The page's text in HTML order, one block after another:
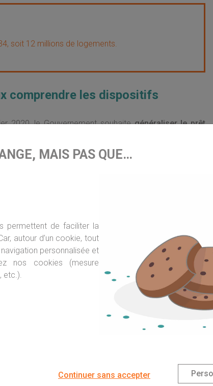
soit 12 millions de logements.
comprendre les dispositifs
2020, le Gouvernement souhaitegénéraliser le prêt
proposer davantage ce prêt qui existe pourtant depuis
à la vente du bien. Ce dispositif devrait cibler en
de travaux est parfois dissuasif.
doit permettre de suivre et de conseiller les maîtres
quels travaux réaliser, quels professionnels solliciter.
ÉNERGÉTIQUES
MAIS PAS QUE…
permettent de faciliter la
autour d’un cookie, tout
personnalisée et
nos cookies (mesure
etc.).
Continuer sans accepter